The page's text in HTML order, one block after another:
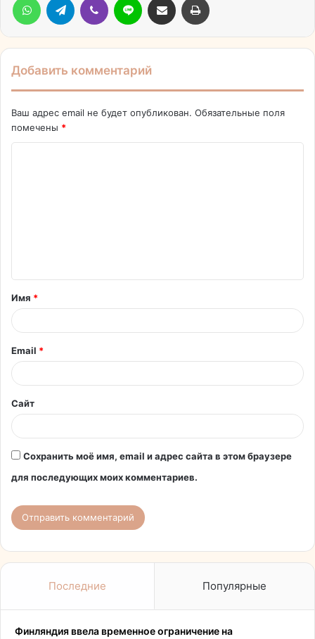
Добавить комментарий
Ваш адрес email не будет опубликован. Обязательные поля
помечены *
т
а
р
й
*
Имя *
Email *
Сайт
Сохранить моё имя, email и адрес сайта в этом браузере
для последующих моих комментариев.
Последние Популярные
Финляндия ввела временное ограничение на